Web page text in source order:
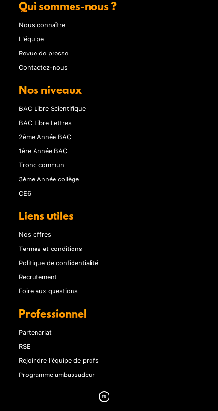
Qui sommes-nous ?
Nous connaître
L'équipe
Revue de presse
Contactez-nous
Nos niveaux
BAC Libre Scientifique
BAC Libre Lettres
2ème Année BAC
1ère Année BAC
Tronc commun
3ème Année collège
CE6
Liens utiles
Nos offres
Termes et conditions
Politique de confidentialité
Recrutement
Foire aux questions
Professionnel
Partenariat
RSE
Rejoindre l'équipe de profs
Programme ambassadeur